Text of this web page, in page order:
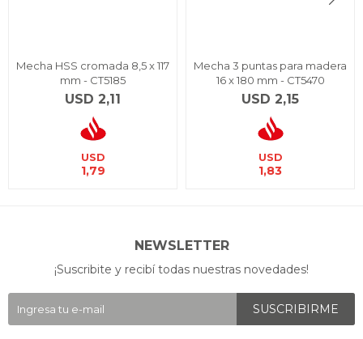
Mecha HSS cromada 8,5 x 117
mm - CT5185
USD 2,11
USD
1,79
Mecha 3 puntas para madera
16 x 180 mm - CT5470
USD 2,15
USD
1,83
NEWSLETTER
¡Suscribite y recibí todas nuestras novedades!
SUSCRIBIRME